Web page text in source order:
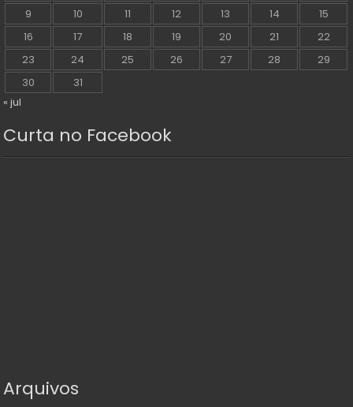
9
10 11 12 13 14
15
16
17 18 19 20 21
22
23
24 25 26 27 28
29
30
31
« jul
Curta no Facebook
Arquivos